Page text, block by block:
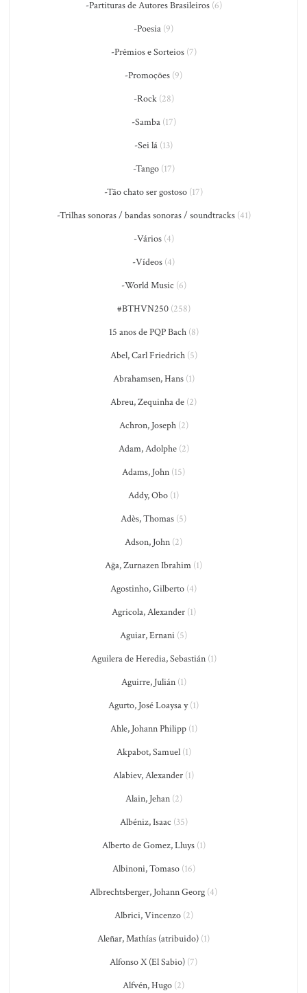
-Partituras de Autores Brasileiros(6)
-Poesia (9)
-Prêmios e Sorteios(7)
-Promoções (9)
-Rock(28)
-Samba(17)
-Sei lá (13)
-Tango(17)
-Tão chato ser gostoso (17)
-Trilhas sonoras / bandas sonoras / soundtracks(41)
-Vários(4)
-Vídeos (4)
-World Music (6)
#BTHVN250(258)
15 anos de PQP Bach(8)
Abel, Carl Friedrich(5)
Abrahamsen, Hans(1)
Abreu, Zequinha de (2)
Achron, Joseph(2)
Adam, Adolphe(2)
Adams, John (15)
Addy, Obo (1)
Adès, Thomas (5)
Adson, John (2)
Ağa, Zurnazen Ibrahim (1)
Agostinho, Gilberto (4)
Agricola, Alexander(1)
Aguiar, Ernani (5)
Aguilera de Heredia, Sebastián(1)
Aguirre, Julián(1)
Agurto, José Loaysa y(1)
Ahle, Johann Philipp(1)
Akpabot, Samuel(1)
Alabiev, Alexander (1)
Alain, Jehan(2)
Albéniz, Isaac (35)
Alberto de Gomez, Lluys(1)
Albinoni, Tomaso(16)
Albrechtsberger, Johann Georg (4)
Albrici, Vincenzo(2)
Aleñar, Mathías (atribuido) (1)
Alfonso X (El Sabio) (7)
Alfvén, Hugo (2)